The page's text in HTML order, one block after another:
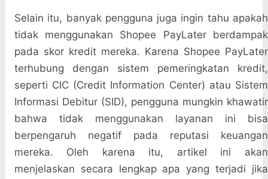
Selain itu, banyak pengguna juga ingin tahu apakah
tidak menggunakan Shopee PayLater berdampak
pada skor kredit mereka. Karena Shopee PayLater
terhubung dengan sistem pemeringkatan kredit,
seperti CIC (Credit Information Center) atau Sistem
Informasi Debitur (SID), pengguna mungkin khawatir
bahwa tidak menggunakan layanan ini bisa
berpengaruh negatif pada reputasi keuangan
mereka. Oleh karena itu, artikel ini akan
menjelaskan secara lengkap apa yang terjadi jika